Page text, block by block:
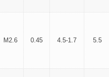
M2.6 0.45 4.5-1.7 5.5